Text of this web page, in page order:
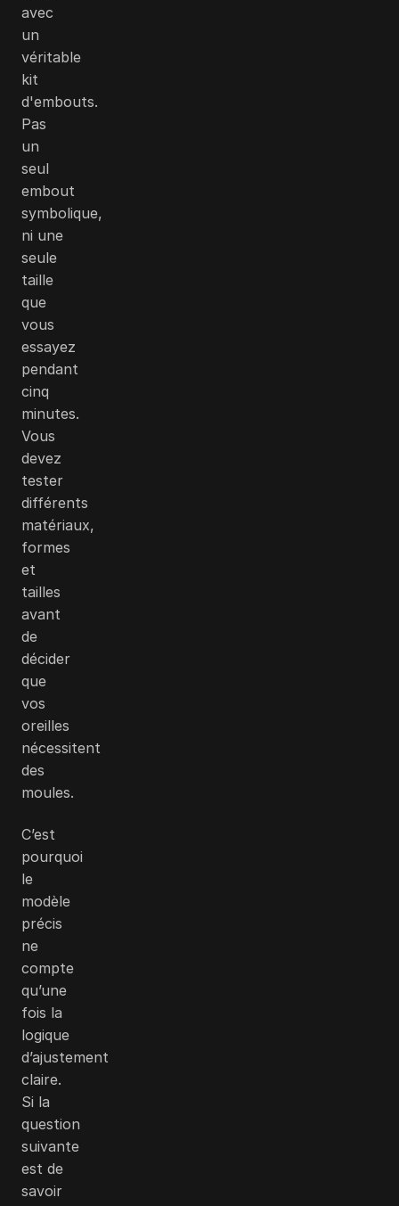
avec
un
véritable
kit
d'embouts.
Pas
un
seul
embout
symbolique,
ni une
seule
taille
que
vous
essayez
pendant
cinq
minutes.
Vous
devez
tester
différents
matériaux,
formes
et
tailles
avant
de
décider
que
vos
oreilles
nécessitent
des
moules.
C’est
pourquoi
le
modèle
précis
ne
compte
qu’une
fois la
logique
d’ajustement
claire.
Si la
question
suivante
est de
savoir